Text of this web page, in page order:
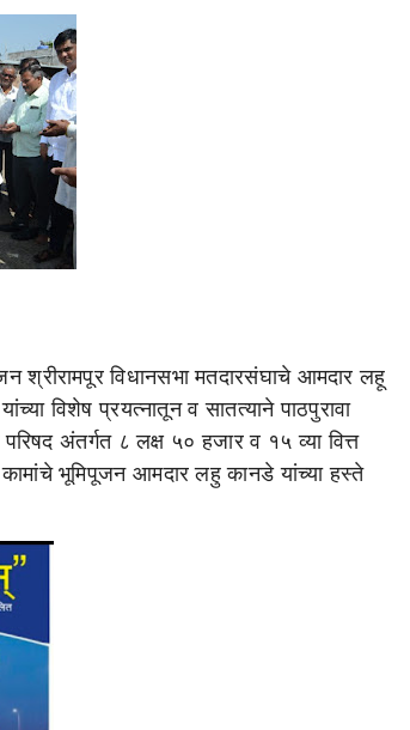
श्रीरामपूर विधानसभा मतदारसंघाचे आमदार लहू
विशेष प्रयत्नातून व सातत्याने पाठपुरावा
अंतर्गत ८ लक्ष ५० हजार व १५ व्या वित्त
भूमिपूजन आमदार लहु कानडे यांच्या हस्ते